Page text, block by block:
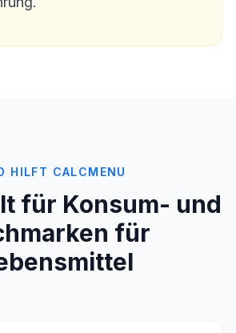
HILFT CALCMENU
für Konsum- und
für